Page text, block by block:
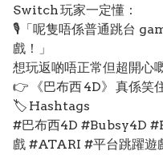
Switch 玩家一定懂：
🎙️「呢隻唔係普通跳台
戲！」
想玩返啲唔正常但超開心
👉 《巴布西 4D》 真係笑
🏷️ Hashtags
#巴布西4D #Bubsy4D
戲 #ATARI #平台跳躍遊